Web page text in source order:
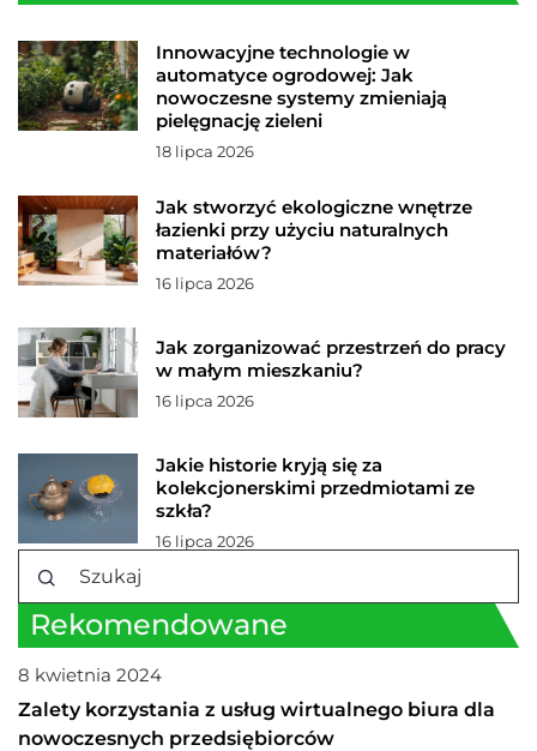
Innowacyjne technologie w
automatyce ogrodowej: Jak
nowoczesne systemy zmieniają
pielęgnację zieleni
18 lipca 2026
Jak stworzyć ekologiczne wnętrze
łazienki przy użyciu naturalnych
materiałów?
16 lipca 2026
Jak zorganizować przestrzeń do pracy
w małym mieszkaniu?
16 lipca 2026
Jakie historie kryją się za
kolekcjonerskimi przedmiotami ze
szkła?
16 lipca 2026
Rekomendowane
INNE
8 kwietnia 2024
Zalety korzystania z usług wirtualnego biura dla
nowoczesnych przedsiębiorców